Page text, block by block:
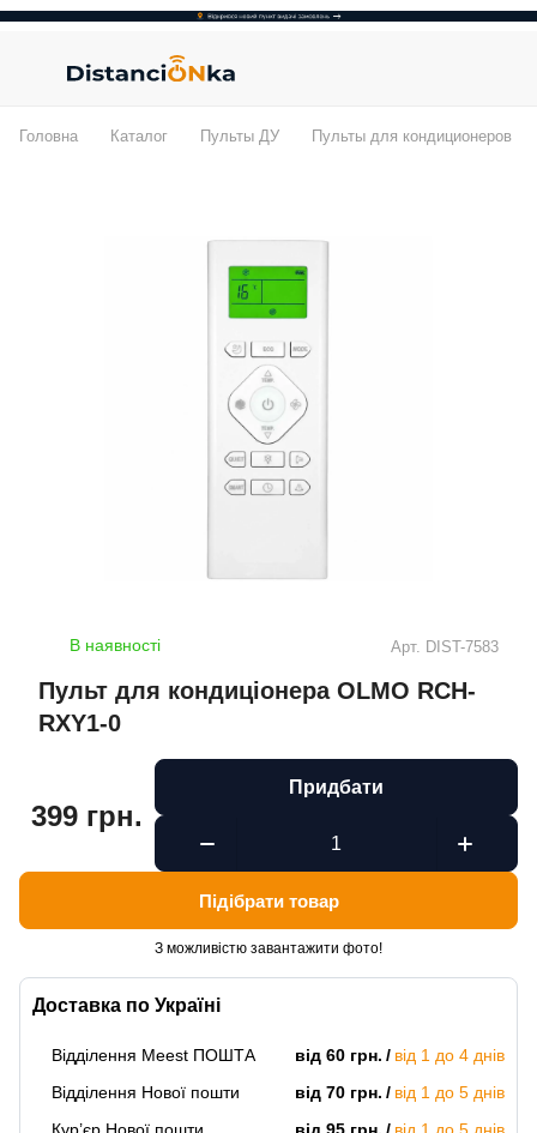
Головна Каталог Пульты ДУ Пульты для кондиционеров
В наявності Арт. DIST-7583
Пульт для кондиціонера OLMO RCH-
RXY1-0
Доставка по Україні
Відділення Meest ПОШТА від 60 грн.
від 1 до 4 днів
Відділення Нової пошти
від 70 грн.
від 1 до 5 днів
399 грн.
Придбати
Підібрати товар
З можливістю завантажити фото!